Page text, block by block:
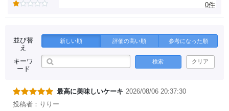
0件
並び替
え
新しい順 評価の高い順 参考になった順
キーワ
ード
検索 クリア
最高に美味しいケーキ 2026/08/06 20:37:30
投稿者：りりー